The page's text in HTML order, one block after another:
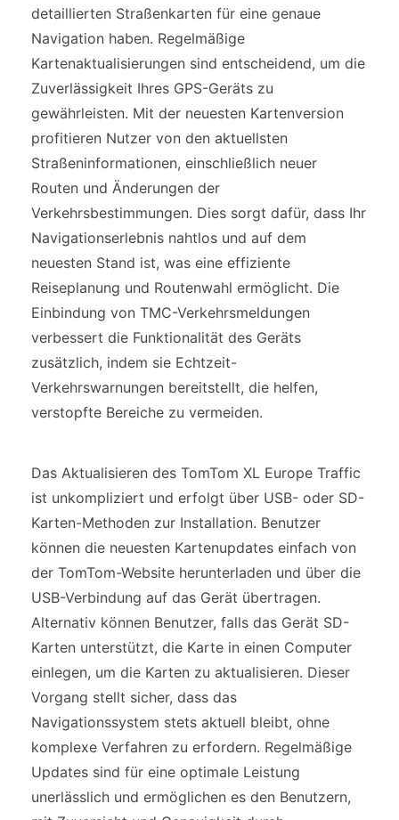
detaillierten Straßenkarten für eine genaue
Navigation haben. Regelmäßige
Kartenaktualisierungen sind entscheidend, um die
Zuverlässigkeit Ihres GPS-Geräts zu
gewährleisten. Mit der neuesten Kartenversion
profitieren Nutzer von den aktuellsten
Straßeninformationen, einschließlich neuer
Routen und Änderungen der
Verkehrsbestimmungen. Dies sorgt dafür, dass Ihr
Navigationserlebnis nahtlos und auf dem
neuesten Stand ist, was eine effiziente
Reiseplanung und Routenwahl ermöglicht. Die
Einbindung von TMC-Verkehrsmeldungen
verbessert die Funktionalität des Geräts
zusätzlich, indem sie Echtzeit-
Verkehrswarnungen bereitstellt, die helfen,
verstopfte Bereiche zu vermeiden.
Das Aktualisieren des TomTom XL Europe Traffic
ist unkompliziert und erfolgt über USB- oder SD-
Karten-Methoden zur Installation. Benutzer
können die neuesten Kartenupdates einfach von
der TomTom-Website herunterladen und über die
USB-Verbindung auf das Gerät übertragen.
Alternativ können Benutzer, falls das Gerät SD-
Karten unterstützt, die Karte in einen Computer
einlegen, um die Karten zu aktualisieren. Dieser
Vorgang stellt sicher, dass das
Navigationssystem stets aktuell bleibt, ohne
komplexe Verfahren zu erfordern. Regelmäßige
Updates sind für eine optimale Leistung
unerlässlich und ermöglichen es den Benutzern,